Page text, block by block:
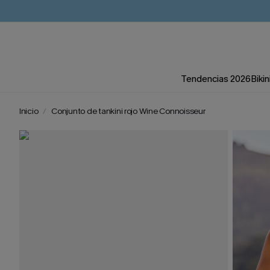
Tendencias 2026
Inicio Conjunto de tankini rojo Wine Connoisseur